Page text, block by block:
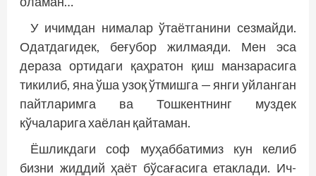
У ичимдан нималар ўтаётганини сезмайди.
Одатдагидек, беғубор жилмаяди. Мен эса
дераза ортидаги қаҳратон қиш манзарасига
тикилиб, яна ўша узоқ ўтмишга — янги уйланган
пайтларимга ва Тошкентнинг муздек
кўчаларига хаёлан қайтаман.
Ёшликдаги соф муҳаббатимиз кун келиб
бизни жиддий ҳаёт бўсағасига етаклади. Ич-